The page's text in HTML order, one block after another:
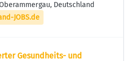
Deutschland
JOBS.de
Gesundheits- und